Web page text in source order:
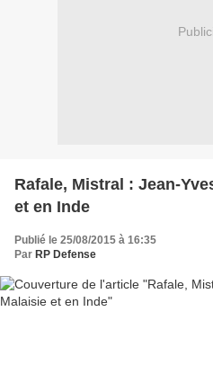
Rafale, Mistral : Jean-
et en Inde
Publié le 25/08/2015 à 16:35
Par RP Defense